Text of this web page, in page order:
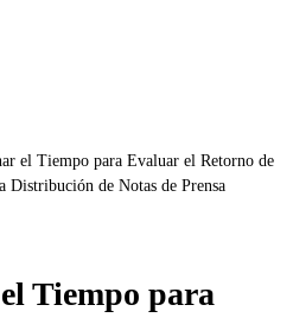
el Tiempo para Evaluar el Retorno de
Distribución de Notas de Prensa
Tiempo para